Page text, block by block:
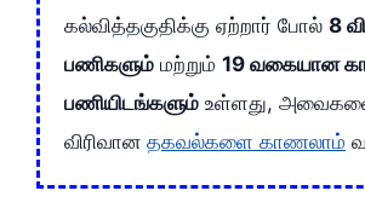
கல்வித்தகுதிக்கு ஏற்றார் போல் 8
பணிகளும் மற்றும் 19 வகையான
பணியிடங்களும் உள்ளது,
விரிவான தகவல்களை காணலாம்